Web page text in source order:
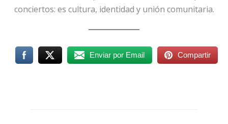
conciertos: es cultura, identidad y unión comunitaria.
Enviar por Email Compartir